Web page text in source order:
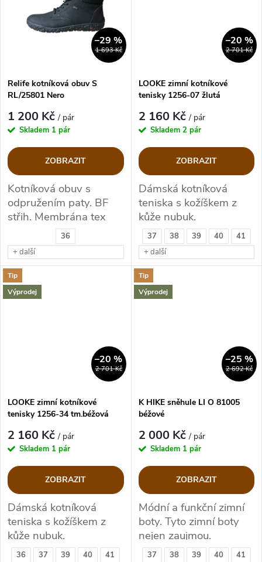
1 693 Kč
–29 %
36
+ další
Relife kotníková obuv S
RL/25801 Nero
1 200 Kč/ pár
Skladem 1 pár
ZOBRAZIT
Kotníková obuv s
odpružením paty. BF
střih. Membrána tex
samozřejmostí.
2 701 Kč
–20 %
37 38 39 40
41
+ další
LOOKE zimní kotníkové
tenisky 1256-07 žlutá
2 160 Kč/ pár
Skladem 2 pár
ZOBRAZIT
Dámská kotníková
teniska s kožíškem z
kůže nubuk.
Tip
Výprodej
2 701 Kč
–20 %
36 37 39 40 41
LOOKE zimní kotníkové
tenisky 1256-34 tm.béžová
2 160 Kč/ pár
Skladem 1 pár
ZOBRAZIT
Dámská kotníková
teniska s kožíškem z
kůže nubuk.
Tip
Výprodej
2 692 Kč
–25 %
37 38 39 40 41
K HIKE sněhule LI O 81005
béžové
2 000 Kč/ pár
Skladem 1 pár
ZOBRAZIT
Módní a funkční zimní
boty. Tyto zimní boty
nejen zaujmou.